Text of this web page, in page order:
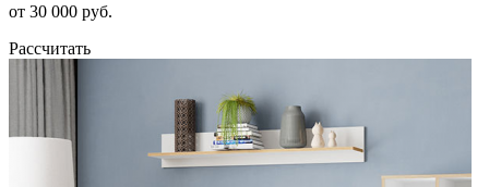
от 30 000 руб.
Рассчитать